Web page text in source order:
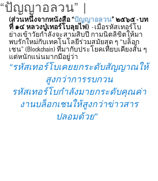
“ปัญญาอลวน” |
(ส่วนหนึ่งจากหนังสือ “ปัญญาอลวน” ๒๕๖๕ - บท
ที่ ๑๔ หลวงปู่เทอร์โบลุยไฟ)
  - เมื่อรหัสเทอร์โบ
ย่างเข้าวัยกำลังจะสามสิบปี กามนิตลิขิตให้มา
พบรักใหม่กับเทคโนโลยีร่วมสมัยสุด ๆ “บล็อก
เชน” (Blockchain) ที่มากับประโยคเทียบเคียงสั้น ๆ
แต่หนักแน่นมากมีอยู่ว่า
“รหัสเทอร์โบเคยยกระดับสัญญาณให้
สูงกว่าการรบกวน
รหัสเทอร์โบกำลังมายกระดับคุณค่า
งานบล็อกเชนให้สูงกว่าข่าวสาร
ปลอมด้วย”